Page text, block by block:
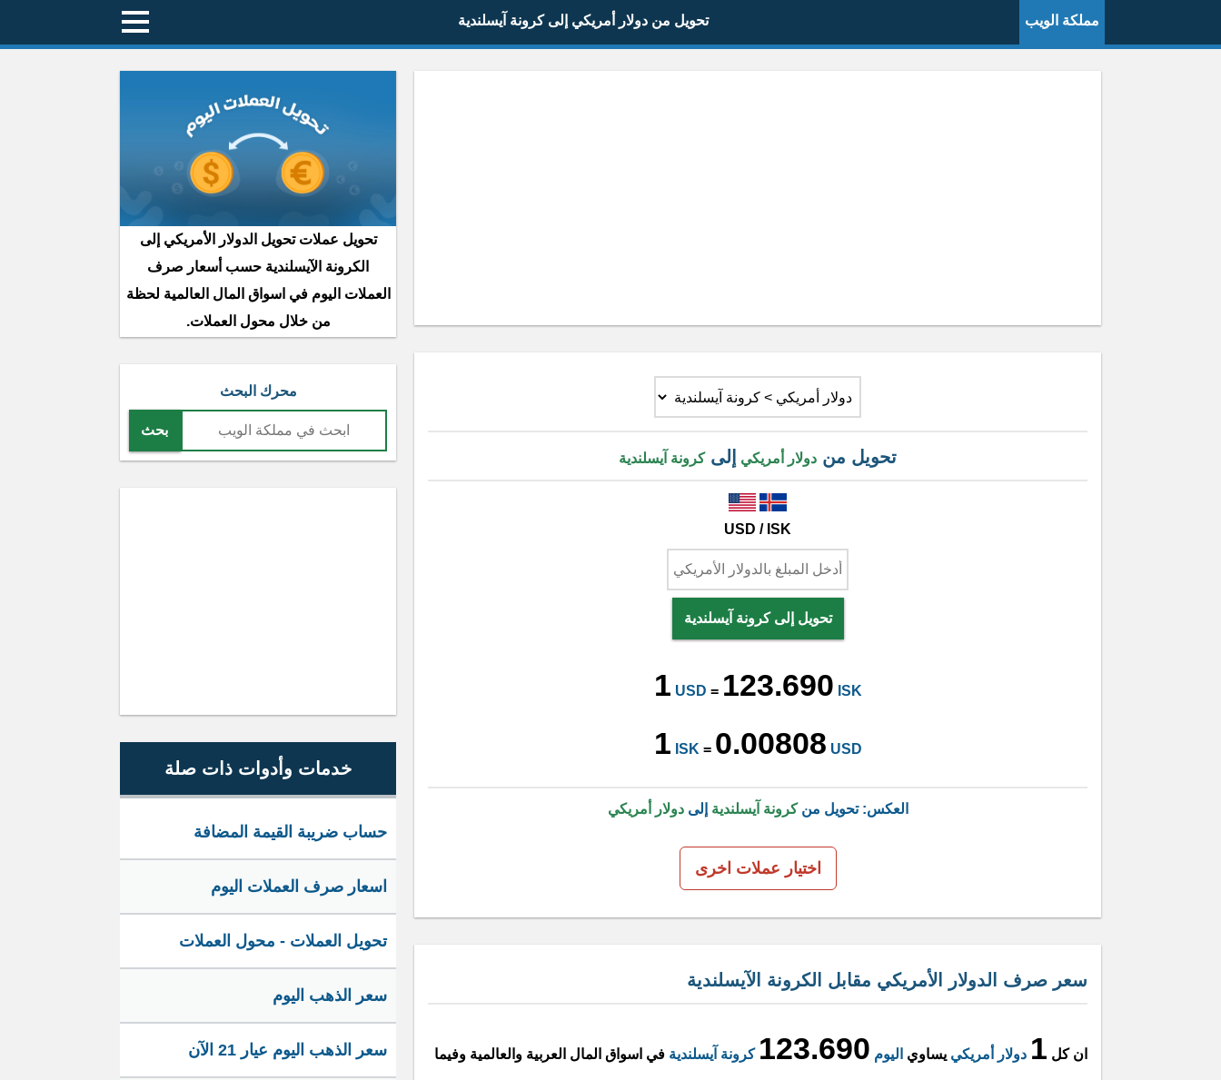
مملكة الويب تحويل من دولار أمريكي إلى كرونة آيسلندية
تحويل من دولار أمريكي إلىكرونة آيسلندية
USD / ISK
تحويل إلى كرونة آيسلندية
1 USD = 123.690 ISK
1 ISK = 0.00808 USD
العكس: تحويل منكرونة آيسلندية إلىدولار أمريكي
اختيار عملات اخرى
سعر صرف الدولار الأمريكي مقابل الكرونة الآيسلندية
ان كل 1 دولار أمريكي يساوي اليوم 123.690 كرونة آيسلندية في اسواق المال العربية والعالمية وفيما
تحويل عملات تحويل الدولار الأمريكي إلى
الكرونة الآيسلندية حسب أسعار صرف
العملات اليوم في اسواق المال العالمية لحظة
من خلال محول العملات.
محرك البحث
بحث
خدمات وأدوات ذات صلة
حساب ضريبة القيمة المضافة
اسعار صرف العملات اليوم
تحويل العملات - محول العملات
سعر الذهب اليوم
سعر الذهب اليوم عيار 21 الآن